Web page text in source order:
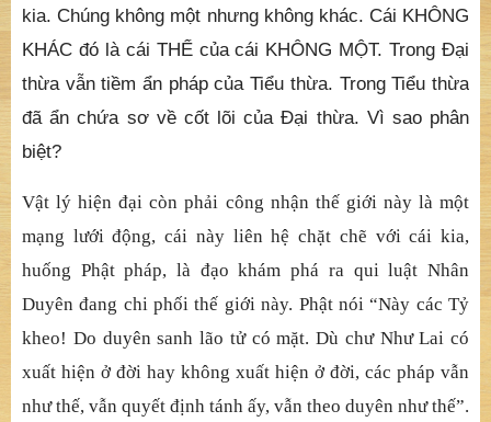
kia. Chúng không một nhưng không khác. Cái KHÔNG
KHÁC đó là cái THỂ của cái KHÔNG MỘT. Trong Đại
thừa vẫn tiềm ẩn pháp của Tiểu thừa. Trong Tiểu thừa
đã ẩn chứa sơ về cốt lõi của Đại thừa. Vì sao phân
biệt?
Vật lý hiện đại còn phải công nhận thế giới này là một
mạng lưới động, cái này liên hệ chặt chẽ với cái kia,
huống Phật pháp, là đạo khám phá ra qui luật Nhân
Duyên đang chi phối thế giới này. Phật nói “Này các Tỷ
kheo! Do duyên sanh lão tử có mặt. Dù chư Như Lai có
xuất hiện ở đời hay không xuất hiện ở đời, các pháp vẫn
như thế, vẫn quyết định tánh ấy, vẫn theo duyên như thế”.